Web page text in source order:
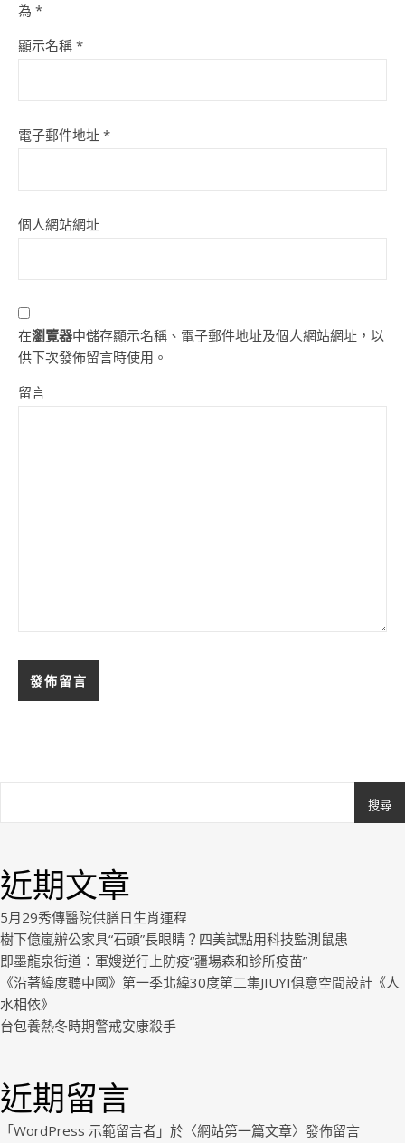
為 *
顯示名稱 *
電子郵件地址 *
個人網站網址
在瀏覽器中儲存顯示名稱、電子郵件地址及個人網站網址，以
供下次發佈留言時使用。
留言
搜尋
近期文章
5月29秀傳醫院供膳日生肖運程
樹下億嵐辦公家具“石頭”長眼睛？四美試點用科技監測鼠患
即墨龍泉街道：軍嫂逆行上防疫“疆場森和診所疫苗”
《沿著緯度聽中國》第一季北緯30度第二集JIUYI俱意空間設計《人
水相依》
台包養熱冬時期警戒安康殺手
近期留言
「WordPress 示範留言者 」於〈網站第一篇文章〉發佈留言
Royal.